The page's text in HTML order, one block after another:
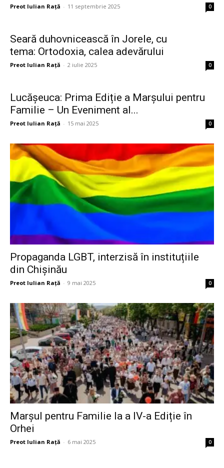
Preot Iulian Raţă - 11 septembrie 2025 0
Seară duhovnicească în Jorele, cu
tema: Ortodoxia, calea adevărului
Preot Iulian Raţă - 2 iulie 2025 0
Lucășeuca: Prima Ediție a Marșului pentru
Familie – Un Eveniment al...
Preot Iulian Raţă - 15 mai 2025 0
Propaganda LGBT, interzisă în instituțiile
din Chișinău
Preot Iulian Raţă - 9 mai 2025 0
Marșul pentru Familie la a IV-a Ediție în
Orhei
Preot Iulian Raţă - 6 mai 2025 0